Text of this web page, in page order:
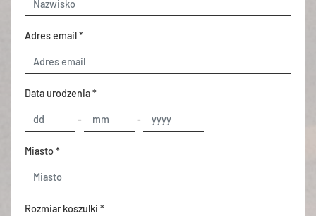
Adres email *
Data urodzenia *
- -
Miasto *
Rozmiar koszulki *